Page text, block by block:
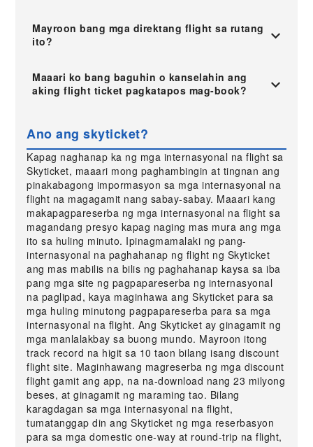
Mayroon bang mga direktang flight sa rutang
ito?
Maaari ko bang baguhin o kanselahin ang
aking flight ticket pagkatapos mag-book?
Ano ang skyticket?
Kapag naghanap ka ng mga internasyonal na flight sa
Skyticket, maaari mong paghambingin at tingnan ang
pinakabagong impormasyon sa mga internasyonal na
flight na magagamit nang sabay-sabay. Maaari kang
makapagpareserba ng mga internasyonal na flight sa
magandang presyo kapag naging mas mura ang mga
ito sa huling minuto. Ipinagmamalaki ng pang-
internasyonal na paghahanap ng flight ng Skyticket
ang mas mabilis na bilis ng paghahanap kaysa sa iba
pang mga site ng pagpapareserba ng internasyonal
na paglipad, kaya maginhawa ang Skyticket para sa
mga huling minutong pagpapareserba para sa mga
internasyonal na flight. Ang Skyticket ay ginagamit ng
mga manlalakbay sa buong mundo. Mayroon itong
track record na higit sa 10 taon bilang isang discount
flight site. Maginhawang magreserba ng mga discount
flight gamit ang app, na na-download nang 23 milyong
beses, at ginagamit ng maraming tao. Bilang
karagdagan sa mga internasyonal na flight,
tumatanggap din ang Skyticket ng mga reserbasyon
para sa mga domestic one-way at round-trip na flight,